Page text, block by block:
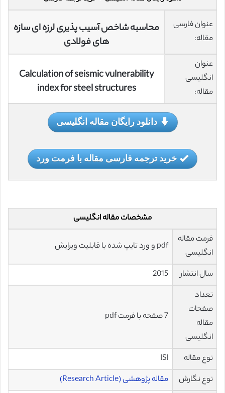
عنوان فارسی
مقاله:
محاسبه شاخص آسیب پذیری لرزه ای سازه
های فولادی
عنوان
انگلیسی
مقاله:
Calculation of seismic vulnerability
index for steel structures
دانلود رایگان مقاله انگلیسی
خرید ترجمه فارسی مقاله با فرمت ورد
مشخصات مقاله انگلیسی
فرمت مقاله
انگلیسی
pdf و ورد تایپ شده با قابلیت ویرایش
سال انتشار
2015
تعداد
صفحات
مقاله
انگلیسی
7 صفحه با فرمت pdf
نوع مقاله
ISI
نوع نگارش
مقاله پژوهشی (Research Article)